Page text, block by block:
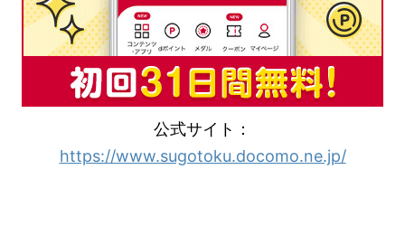
公式サイト：
https://www.sugotoku.docomo.ne.jp/